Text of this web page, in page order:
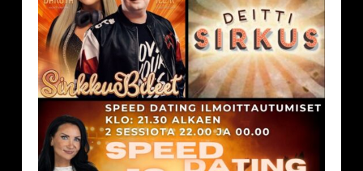
Deittisirkus
Speed
Dating,
Tulisuudelma/Hotelli
Vantaalla